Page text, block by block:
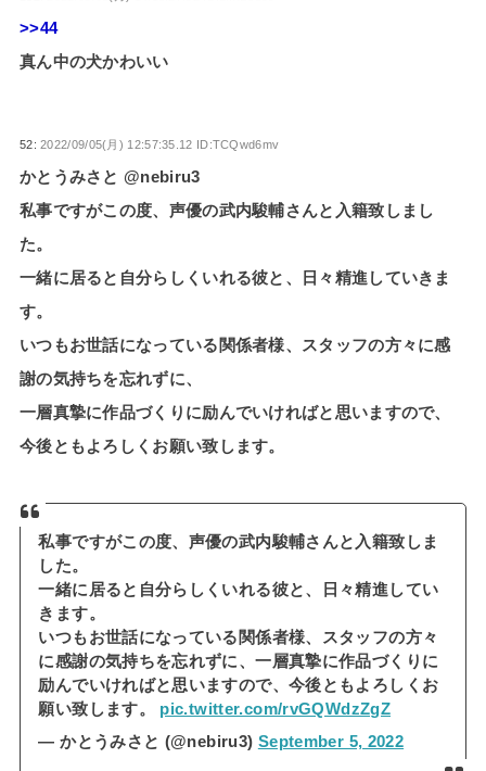
>>44
真ん中の犬かわいい
52:2022/09/05(月) 12:57:35.12 ID:TCQwd6mv
かとうみさと @nebiru3
私事ですがこの度、声優の武内駿輔さんと入籍致しまし
た。
一緒に居ると自分らしくいれる彼と、日々精進していきま
す。
いつもお世話になっている関係者様、スタッフの方々に感
謝の気持ちを忘れずに、
一層真摯に作品づくりに励んでいければと思いますので、
今後ともよろしくお願い致します。
私事ですがこの度、声優の武内駿輔さんと入籍致しま
した。
一緒に居ると自分らしくいれる彼と、日々精進してい
きます。
いつもお世話になっている関係者様、スタッフの方々
に感謝の気持ちを忘れずに、一層真摯に作品づくりに
励んでいければと思いますので、今後ともよろしくお
願い致します。 pic.twitter.com/rvGQWdzZgZ
— かとうみさと (@nebiru3) September 5, 2022